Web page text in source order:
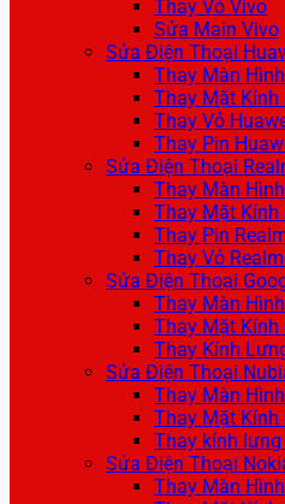
Thay Vỏ Vivo
Sửa Main Vivo
Sửa Điện Thoại
Thay Màn
Thay Mặt Kính
Thay Vỏ
Thay Pin
Sửa Điện Thoại
Thay Màn
Thay Mặt Kính
Thay Pin
Thay Vỏ
Sửa Điện Thoại
Thay Màn
Thay Mặt Kính
Thay Kính
Sửa Điện Thoại
Thay Màn
Thay Mặt Kính
Thay kính lưng
Sửa Điện Thoại
Thay Màn